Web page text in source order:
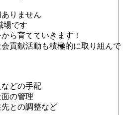
りません
場です
ら育てていきます！
貢献活動も積極的に取り組んで
などの手配
面の管理
先との調整など